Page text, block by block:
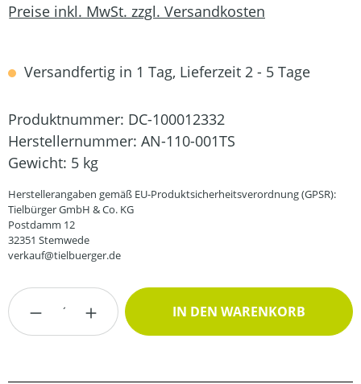
Preise inkl. MwSt. zzgl. Versandkosten
Versandfertig in 1 Tag, Lieferzeit 2 - 5 Tage
Produktnummer: DC-100012332
Herstellernummer: AN-110-001TS
Gewicht: 5 kg
Herstellerangaben gemäß EU-Produktsicherheitsverordnung (GPSR):
Tielbürger GmbH & Co. KG
Postdamm 12
32351 Stemwede
verkauf@tielbuerger.de
Produkt Anzahl: Gib den gewünschten
IN DEN WARENKORB